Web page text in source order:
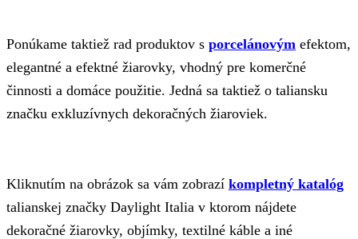
Ponúkame taktiež rad produktov s porcelánovým efektom,
elegantné a efektné žiarovky, vhodný pre komerčné
činnosti a domáce použitie. Jedná sa taktiež o taliansku
značku exkluzívnych dekoračných žiaroviek.
Kliknutím na obrázok sa vám zobrazí kompletný katalóg
talianskej značky Daylight Italia v ktorom nájdete
dekoračné žiarovky, objímky, textilné káble a iné